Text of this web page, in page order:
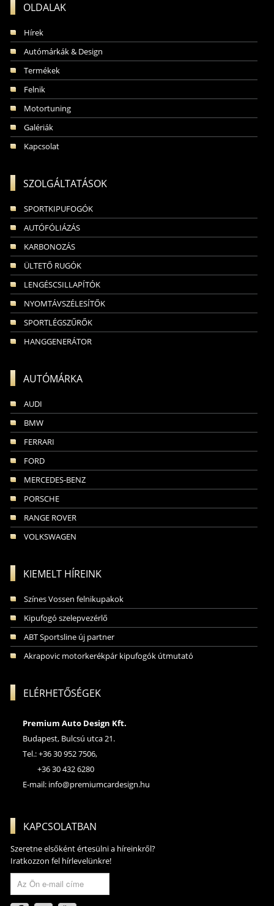
OLDALAK
Hírek
Autómárkák & Design
Termékek
Felnik
Motortuning
Galériák
Kapcsolat
SZOLGÁLTATÁSOK
SPORTKIPUFOGÓK
AUTÓFÓLIÁZÁS
KARBONOZÁS
ÜLTETŐ RUGÓK
LENGÉSCSILLAPÍTÓK
NYOMTÁVSZÉLESÍTŐK
SPORTLÉGSZŰRŐK
HANGGENERÁTOR
AUTÓMÁRKA
AUDI
BMW
FERRARI
FORD
MERCEDES-BENZ
PORSCHE
RANGE ROVER
VOLKSWAGEN
KIEMELT HÍREINK
Színes Vossen felnikupakok
Kipufogó szelepvezérlő
ABT Sportsline új partner
Akrapovic motorkerékpár kipufogók útmutató
ELÉRHETŐSÉGEK
Premium Auto Design Kft.
Budapest, Bulcsú utca 21.
Tel.: +36 30 952 7506,
+36 30 432 6280
E-mail: info@premiumcardesign.hu
KAPCSOLATBAN
Szeretne elsőként értesülni a híreinkről?
Iratkozzon fel hírlevelünkre!